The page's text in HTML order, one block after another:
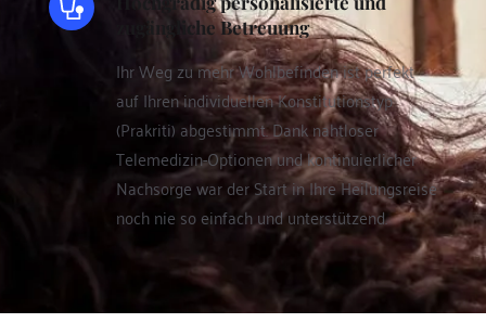
zugängliche Betreuung
Ihr Weg zu mehr Wohlbefinden ist perfekt
auf Ihren individuellen Konstitutionstyp
(Prakriti) abgestimmt. Dank nahtloser
Telemedizin-Optionen und kontinuierlicher
Nachsorge war der Start in Ihre Heilungsreise
noch nie so einfach und unterstützend.